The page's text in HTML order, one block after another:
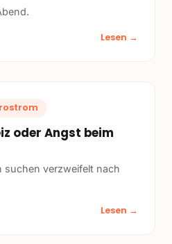
Lesen →
oder Angst beim
suchen verzweifelt nach
Lesen →